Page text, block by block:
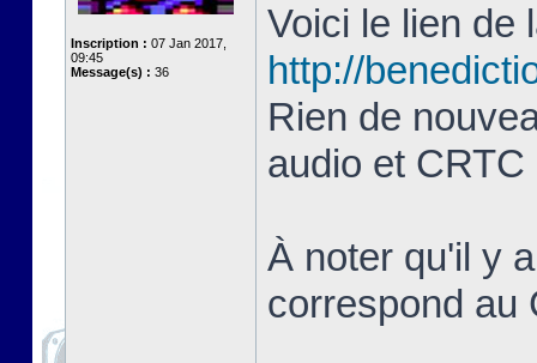
Inscription : 07 Jan 2017,
09:45
Message(s) : 36
Voici le lien de
http://
Rien de
audio et
À noter qu'il y
correspond au